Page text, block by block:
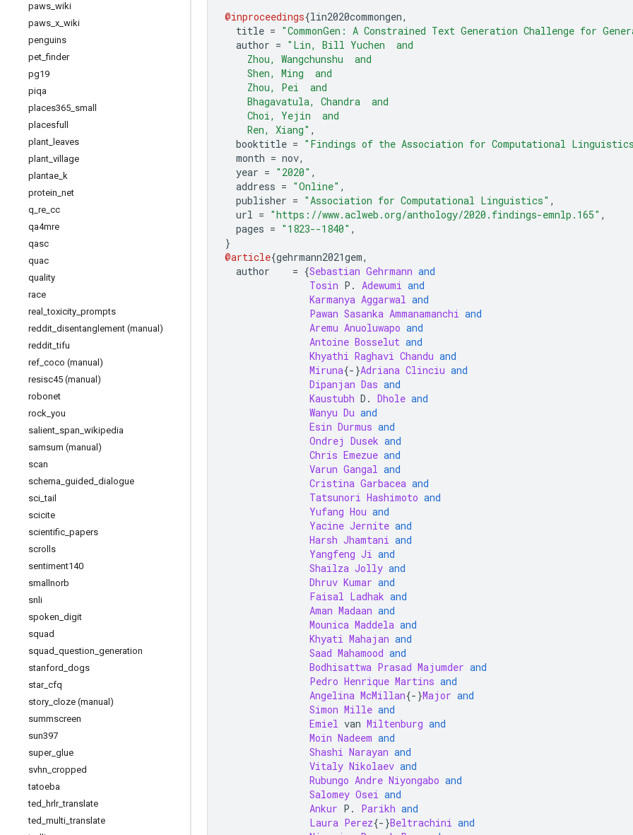
paws wiki
paws x wiki
penguins
pet _finder
pg19
piqa
places365 small
placesfull
plant leaves
plant village
plantae k
protein net
q re cc
qa4mre
qasc
quac
quality
race
real _toxicity prompts
reddit disentanglement (manual)
reddit _tifu
ref coco (manual)
resisc45 (manual)
robonet
rock you
salient span wikipedia
samsum (manual)
scan
schema guided dialogue
sci _tail
scicite
scientific papers
scrolls
sentiment140
smallnorb
snli
spoken digit
squad
squad question generation
stanford dogs
star_ cfq
story cloze (manual)
summscreen
sun397
super_ glue
svhn cropped
tatoeba
ted
hrlr_translate
ted multi _translate
@inproceedings{lin2020commongen,
title = "CommonGen: A Constrained Text Generation Challenge for
author = "Lin, Bill Yuchen  and
Zhou, Wangchunshu  and
Shen, Ming  and
Zhou, Pei  and
Bhagavatula, Chandra  and
Choi, Yejin  and
Ren, Xiang" ,
booktitle = "Findings of the Association for Computational Linguistics:
month = nov,
year = "2020" ,
address = "Online" ,
publisher = "Association for Computational Linguistics" ,
url = "https://www.aclweb.org/anthology/2020.findings-emnlp.165" ,
pages = "1823--1840" ,
}
@article{gehrmann2021gem,
author = {Sebastian Gehrmann and
Tosin P . Adewumi and
Karmanya Aggarwal and
Pawan Sasanka Ammanamanchi and
Aremu Anuoluwapo and
Antoine Bosselut and
Khyathi Raghavi Chandu and
Miruna{-}Adriana Clinciu and
Dipanjan Das and
Kaustubh D . Dhole and
Wanyu Du and
Esin Durmus and
Ondrej Dusek and
Chris Emezue and
Varun Gangal and
Cristina Garbacea and
Tatsunori Hashimoto and
Yufang Hou and
Yacine Jernite and
Harsh Jhamtani and
Yangfeng Ji and
Shailza Jolly and
Dhruv Kumar and
Faisal Ladhak and
Aman Madaan and
Mounica Maddela and
Khyati Mahajan and
Saad Mahamood and
Bodhisattwa Prasad Majumder and
Pedro Henrique Martins and
Angelina McMillan{-}Major and
Simon Mille and
Emiel van Miltenburg and
Moin Nadeem and
Shashi Narayan and
Vitaly Nikolaev and
Rubungo Andre Niyongabo and
Salomey Osei and
Ankur P . Parikh and
Laura Perez{-}Beltrachini and